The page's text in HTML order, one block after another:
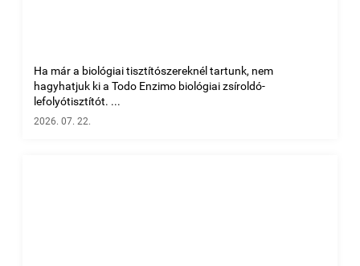
Ha már a biológiai tisztítószereknél tartunk, nem
hagyhatjuk ki a Todo Enzimo biológiai zsíroldó-
lefolyótisztítót. ...
2026. 07. 22.